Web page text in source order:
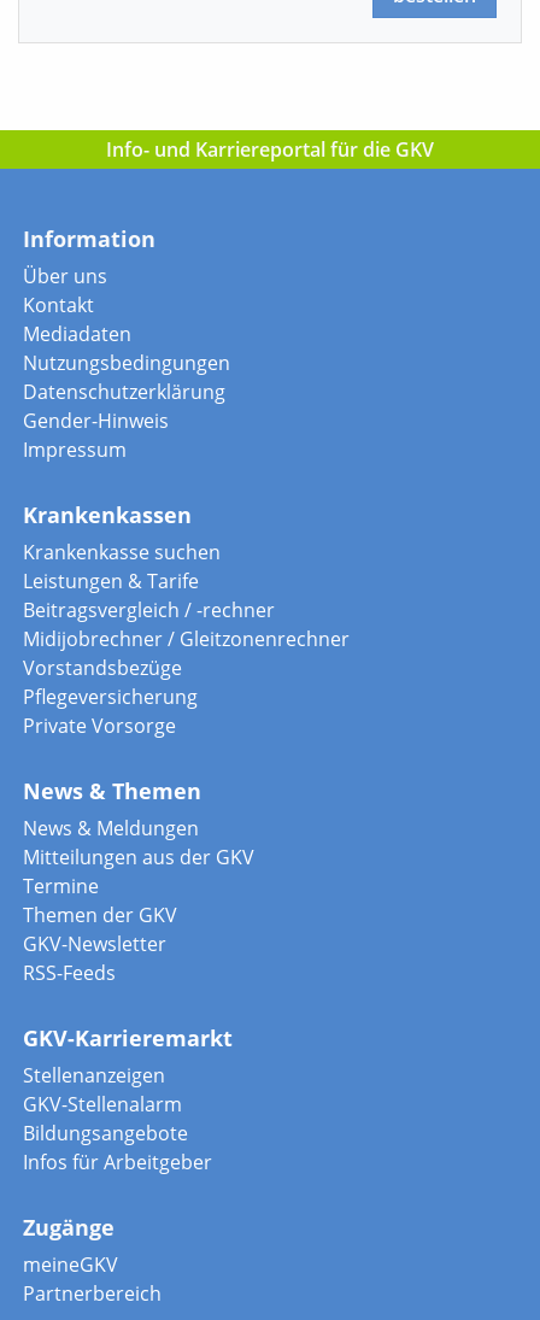
Info- und Karriereportal für die GKV
Information
Über uns
Kontakt
Mediadaten
Nutzungsbedingungen
Datenschutzerklärung
Gender-Hinweis
Impressum
Krankenkassen
Krankenkasse suchen
Leistungen & Tarife
Beitragsvergleich / -rechner
Midijobrechner / Gleitzonenrechner
Vorstandsbezüge
Pflegeversicherung
Private Vorsorge
News & Themen
News & Meldungen
Mitteilungen aus der GKV
Termine
Themen der GKV
GKV-Newsletter
RSS-Feeds
GKV-Karrieremarkt
Stellenanzeigen
GKV-Stellenalarm
Bildungsangebote
Infos für Arbeitgeber
Zugänge
meineGKV
Partnerbereich